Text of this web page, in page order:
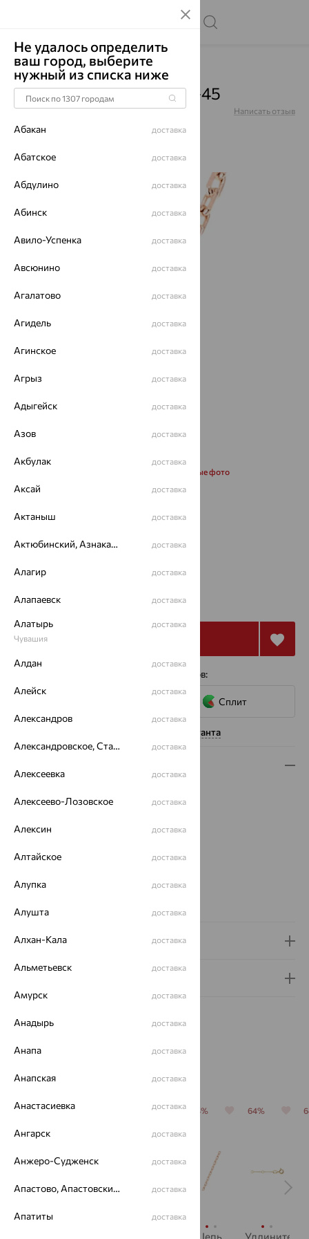
Главная Каталог Цепи
Цепь, золото, 8040208-45
Артикул:8040208-45 Написать отзыв
Запросить дополнительные фото
от 26 501 73 613₽
с помощью сервисов:
Сплит
Нужна помощь консультанта
Вес:2.62 — 2.84
Плетение:
Цвет металла:
Страна происхождения:
РОССИЯ
Доставка и оплата
Похожие изделия
64% 64% 64%
Цепь,
64%
Удлинитель
Не удалось определить
ваш город, выберите
нужный из списка ниже
Абакан доставка
Абатское доставка
Абдулино доставка
Абинск доставка
Авило-Успенка доставка
Авсюнино доставка
Агалатово доставка
Агидель доставка
Агинское доставка
Агрыз доставка
Адыгейск доставка
Азов доставка
Акбулак доставка
Аксай доставка
Актаныш доставка
Актюбинский, Азнакаевский район доставка
Алагир доставка
Алапаевск доставка
Алатырь
Чувашия
доставка
Алдан доставка
Алейск доставка
Александров доставка
Александровское, Ставропольский край доставка
Алексеевка доставка
Алексеево-Лозовское доставка
Алексин доставка
Алтайское доставка
Алупка доставка
Алушта доставка
Алхан-Кала доставка
Альметьевск доставка
Амурск доставка
Анадырь доставка
Анапа доставка
Анапская доставка
Анастасиевка доставка
Ангарск доставка
Анжеро-Судженск доставка
Апастово, Апастовский район доставка
Апатиты доставка